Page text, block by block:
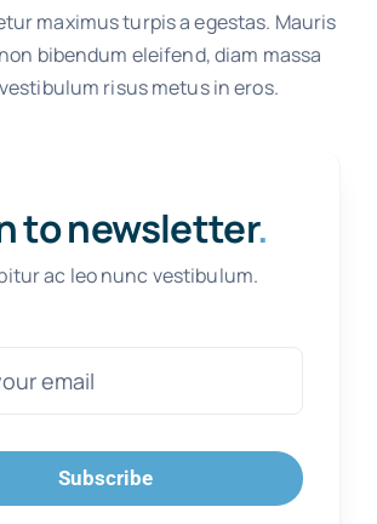
maximus turpis a egestas. Mauris
bibendum eleifend, diam massa
risus metus in eros.
to newsletter.
ac leo nunc vestibulum.
Subscribe